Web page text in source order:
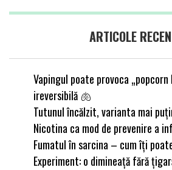
ARTICOLE
Vapingul poate provoca
ireversibilă 🫁
Tutunul încălzit, varianta mai
Nicotina ca mod de prevenire a
Fumatul în sarcina – cum îți
Experiment: o dimineață fără